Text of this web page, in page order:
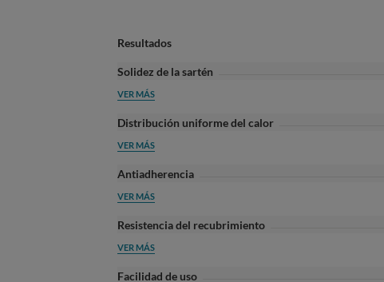
Resultados
Solidez de la sartén
VER MÁS
Distribución uniforme del calor
VER MÁS
Antiadherencia
VER MÁS
Resistencia del recubrimiento
VER MÁS
Facilidad de uso